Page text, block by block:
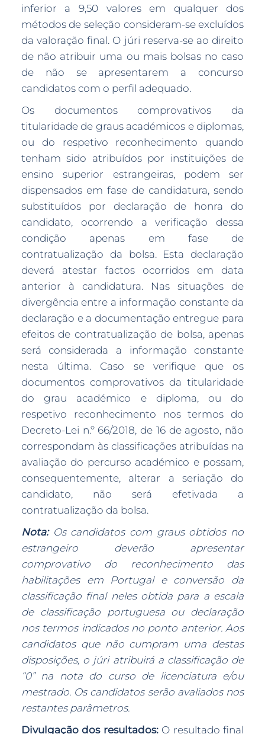
inferior a 9,50 valores em qualquer dos
métodos de seleção consideram-se excluídos
da valoração final. O júri reserva-se ao direito
de não atribuir uma ou mais bolsas no caso
de não se apresentarem a concurso
candidatos com o perfil adequado.
Os documentos comprovativos da
titularidade de graus académicos e diplomas,
ou do respetivo reconhecimento quando
tenham sido atribuídos por instituições de
ensino superior estrangeiras, podem ser
dispensados em fase de candidatura, sendo
substituídos por declaração de honra do
candidato, ocorrendo a verificação dessa
condição apenas em fase de
contratualização da bolsa. Esta declaração
deverá atestar factos ocorridos em data
anterior à candidatura. Nas situações de
divergência entre a informação constante da
declaração e a documentação entregue para
efeitos de contratualização de bolsa, apenas
será considerada a informação constante
nesta última. Caso se verifique que os
documentos comprovativos da titularidade
do grau académico e diploma, ou do
respetivo reconhecimento nos termos do
Decreto-Lei n.º 66/2018, de 16 de agosto, não
correspondam às classificações atribuídas na
avaliação do percurso académico e possam,
consequentemente, alterar a seriação do
candidato, não será efetivada a
contratualização da bolsa.
Nota:Os candidatos com graus obtidos no
estrangeiro deverão apresentar
comprovativo do reconhecimento das
habilitações em Portugal e conversão da
classificação final neles obtida para a escala
de classificação portuguesa ou declaração
nos termos indicados no ponto anterior. Aos
candidatos que não cumpram uma destas
disposições, o júri atribuirá a classificação de
“0” na nota do curso de licenciatura e/ou
mestrado. Os candidatos serão avaliados nos
restantes parâmetros.
Divulgação dos resultados:O resultado final